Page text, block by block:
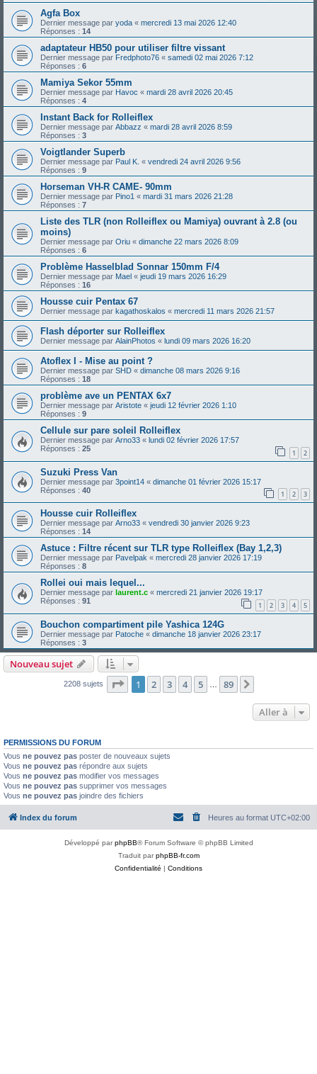
Agfa Box
Dernier message par yoda « mercredi 13 mai 2026 12:40
Réponses : 14
adaptateur HB50 pour utiliser filtre vissant
Dernier message par Fredphoto76 « samedi 02 mai 2026 7:12
Réponses : 6
Mamiya Sekor 55mm
Dernier message par Havoc « mardi 28 avril 2026 20:45
Réponses : 4
Instant Back for Rolleiflex
Dernier message par Abbazz « mardi 28 avril 2026 8:59
Réponses : 3
Voigtlander Superb
Dernier message par Paul K. « vendredi 24 avril 2026 9:56
Réponses : 9
Horseman VH-R CAME- 90mm
Dernier message par Pino1 « mardi 31 mars 2026 21:28
Réponses : 7
Liste des TLR (non Rolleiflex ou Mamiya) ouvrant à 2.8 (ou
moins)
Dernier message par Oriu « dimanche 22 mars 2026 8:09
Réponses : 6
Problème Hasselblad Sonnar 150mm F/4
Dernier message par Mael « jeudi 19 mars 2026 16:29
Réponses : 16
Housse cuir Pentax 67
Dernier message par kagathoskalos « mercredi 11 mars 2026 21:57
Flash déporter sur Rolleiflex
Dernier message par AlainPhotos « lundi 09 mars 2026 16:20
Atoflex I - Mise au point ?
Dernier message par SHD « dimanche 08 mars 2026 9:16
Réponses : 18
problème ave un PENTAX 6x7
Dernier message par Aristote « jeudi 12 février 2026 1:10
Réponses : 9
Cellule sur pare soleil Rolleiflex
Dernier message par Arno33 « lundi 02 février 2026 17:57
Réponses : 25 1 2
Suzuki Press Van
Dernier message par 3point14 « dimanche 01 février 2026 15:17
Réponses : 40 1 2 3
Housse cuir Rolleiflex
Dernier message par Arno33 « vendredi 30 janvier 2026 9:23
Réponses : 14
Astuce : Filtre récent sur TLR type Rolleiflex (Bay 1,2,3)
Dernier message par Pavelpak « mercredi 28 janvier 2026 17:19
Réponses : 8
Rollei oui mais lequel...
Dernier message par laurent.c « mercredi 21 janvier 2026 19:17
Réponses : 91 1 2 3 4 5
Bouchon compartiment pile Yashica 124G
Dernier message par Patoche « dimanche 18 janvier 2026 23:17
Réponses : 3
Nouveau sujet
2208 sujets Page 1sur89
1 2 3 4 5 89
Aller à
PERMISSIONS DU FORUM
Vous ne pouvez pas poster de nouveaux sujets
Vous ne pouvez pas répondre aux sujets
Vous ne pouvez pas modifier vos messages
Vous ne pouvez pas supprimer vos messages
Vous ne pouvez pas joindre des fichiers
Index du forum Heures au format UTC+02:00
Développé parphpBB® Forum Software © phpBB Limited
Traduit parphpBB-fr.com
Confidentialité | Conditions